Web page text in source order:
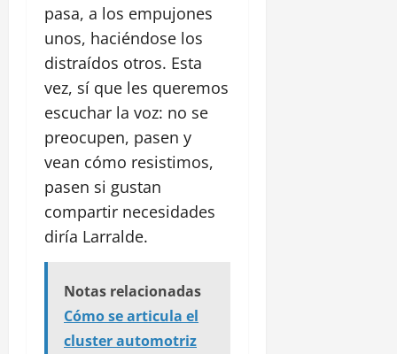
pasa, a los empujones
unos, haciéndose los
distraídos otros. Esta
vez, sí que les queremos
escuchar la voz: no se
preocupen, pasen y
vean cómo resistimos,
pasen si gustan
compartir necesidades
diría Larralde.
Notas relacionadas
Cómo se articula el
cluster automotriz